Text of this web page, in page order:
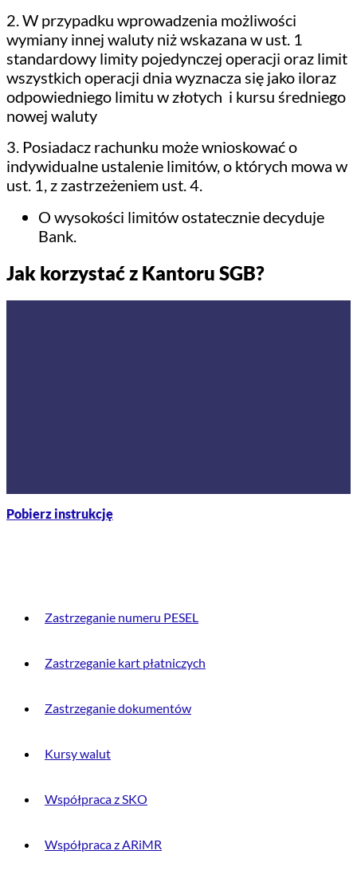
2. W przypadku wprowadzenia możliwości
wymiany innej waluty niż wskazana w ust. 1
standardowy limity pojedynczej operacji oraz limit
wszystkich operacji dnia wyznacza się jako iloraz
odpowiedniego limitu w złotych i kursu średniego
nowej waluty
3. Posiadacz rachunku może wnioskować o
indywidualne ustalenie limitów, o których mowa w
ust. 1, z zastrzeżeniem ust. 4.
O wysokości limitów ostatecznie decyduje
Bank.
Jak korzystać z Kantoru SGB?
Pobierz instrukcję
Zastrzeganie numeru PESEL
Zastrzeganie kart płatniczych
Zastrzeganie dokumentów
Kursy walut
Współpraca z SKO
Współpraca z ARiMR